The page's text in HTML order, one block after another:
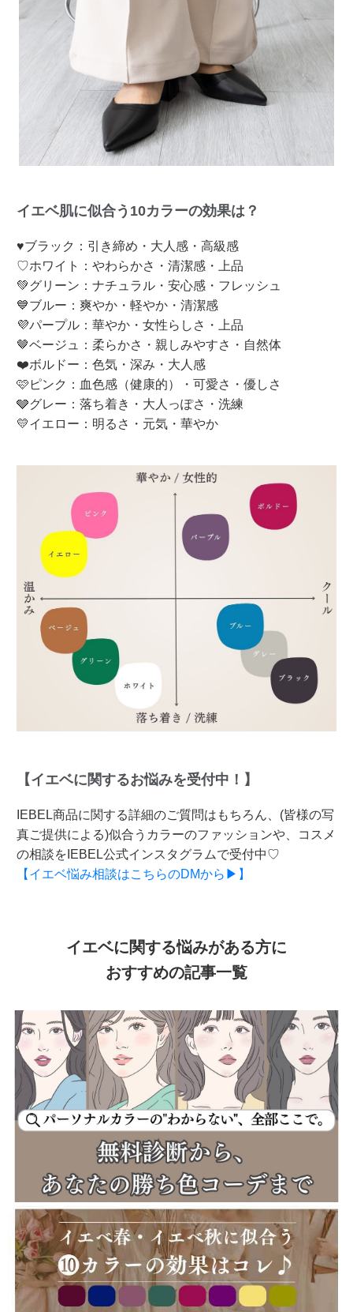
イエベ肌に似合う10カラーの効果は？
♥ブラック：引き締め・大人感・高級感
♡ホワイト：やわらかさ・清潔感・上品
💚グリーン：ナチュラル・安心感・フレッシュ
💙ブルー：爽やか・軽やか・清潔感
💜パープル：華やか・女性らしさ・上品
🤎ベージュ：柔らかさ・親しみやすさ・自然体
❤️ボルドー：色気・深み・大人感
🩷ピンク：血色感（健康的）・可愛さ・優しさ
🩶グレー：落ち着き・大人っぽさ・洗練
💛イエロー：明るさ・元気・華やか
【イエベに関するお悩みを受付中！】
IEBEL商品に関する詳細のご質問はもちろん、(皆様の写
真ご提供による)似合うカラーのファッションや、コスメ
の相談をIEBEL公式インスタグラムで受付中♡
【イエベ悩み相談はこちらのDMから▶】
イエベに関する悩みがある方に
おすすめの記事一覧